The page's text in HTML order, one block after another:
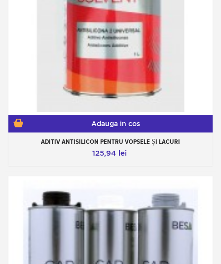
Adauga in cos
ADITIV ANTISILICON PENTRU VOPSELE ȘI LACURI
125,94 lei